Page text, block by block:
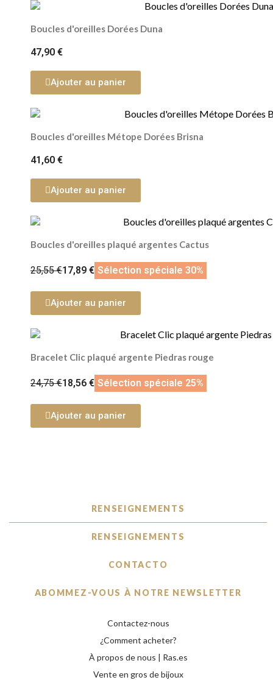
Boucles d'oreilles Dorées Duna
47,90 €
Ajouter au panier
Boucles d'oreilles Métope Dorées Brisna
41,60 €
Ajouter au panier
Boucles d'oreilles plaqué argentes Cactus
25,55 €17,89 € Sélection spéciale 30%
Ajouter au panier
Bracelet Clic plaqué argente Piedras rouge
24,75 €18,56 € Sélection spéciale 25%
Ajouter au panier
RENSEIGNEMENTS
RENSEIGNEMENTS
CONTACTO
ABOMMEZ-VOUS À NOTRE NEWSLETTER
Contactez-nous
¿Comment acheter?
À propos de nous | Ras.es
Vente en gros de bijoux